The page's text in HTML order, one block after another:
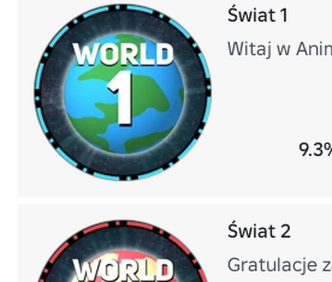
Świat 1
Witaj w
Świat 2
Gratulacje